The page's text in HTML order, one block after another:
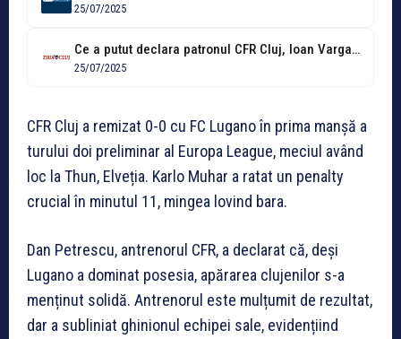
25/07/2025
Ce a putut declara patronul CFR Cluj, Ioan Varga, după 0-0 cu...
25/07/2025
CFR Cluj a remizat 0-0 cu FC Lugano în prima manșă a
turului doi preliminar al Europa League, meciul având
loc la Thun, Elveția. Karlo Muhar a ratat un penalty
crucial în minutul 11, mingea lovind bara.
Dan Petrescu, antrenorul CFR, a declarat că, deși
Lugano a dominat posesia, apărarea clujenilor s-a
menținut solidă. Antrenorul este mulțumit de rezultat,
dar a subliniat ghinionul echipei sale, evidențiind